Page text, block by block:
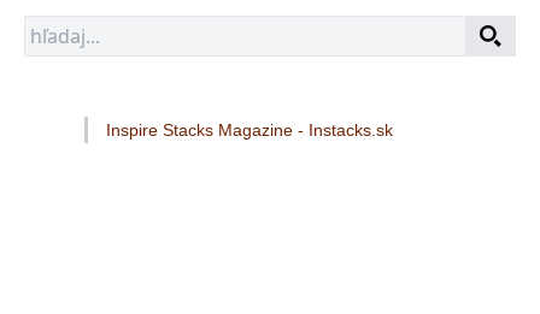
Inspire Stacks Magazine - Instacks.sk